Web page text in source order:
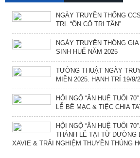
NGÀY TRUYỀN THỐNG
TRỊ. “ÔN CỐ TRI TÂN”
NGÀY TRUYỀN THỐNG
SINH HUẾ NĂM 2025
TƯỜNG THUẬT NGÀY
MIỀN 2025. HẠNH TRÍ 19/9/
HỘI NGỘ “ÂN HUỆ TUỔI
LỄ BẾ MẠC & TIỆC CHIA
HỘI NGỘ “ÂN HUỆ TUỔI
THÁNH LỄ TẠI TỪ ĐƯỜNG
XAVIE & TRẢI NGHIỆM THUYỀN THÚNG